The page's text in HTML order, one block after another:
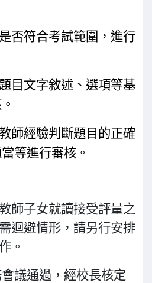
否符合考試範圍，進行
目文字敘述、選項等基
師經驗判斷題目的正確
等進行審核。
師子女就讀接受評量之
迴避情形，請另行安排
。
議通過，經校長核定